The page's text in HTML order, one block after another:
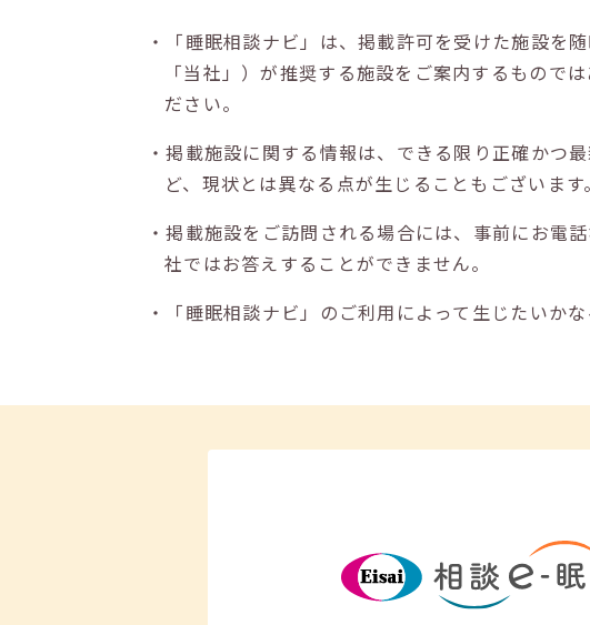
・「睡眠相談ナビ」は、掲載許可を受けた施設を
「当社」）が推奨する施設をご案内するもので
ださい。
・掲載施設に関する情報は、できる限り正確かつ
ど、現状とは異なる点が生じることもございます。
・掲載施設をご訪問される場合には、事前にお電
社ではお答えすることができません。
・「睡眠相談ナビ」のご利用によって生じたいか